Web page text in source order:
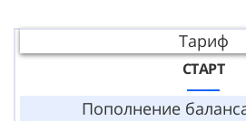
Тариф
СТАРТ
Пополнение